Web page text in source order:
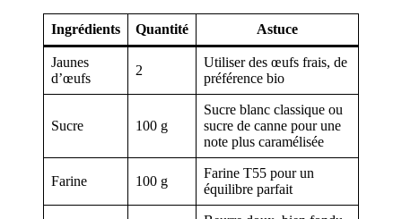
Ingrédients Quantité Astuce
Jaunes
d’œufs
2
Utiliser des œufs frais, de
préférence bio
Sucre 100 g
Sucre blanc classique ou
sucre de canne pour une
note plus caramélisée
Farine 100 g
Farine T55 pour un
équilibre parfait